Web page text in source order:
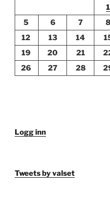
1
5
6 7 8
12
13 14
19
20 21
26
27 28
Logg inn
Tweets by valset